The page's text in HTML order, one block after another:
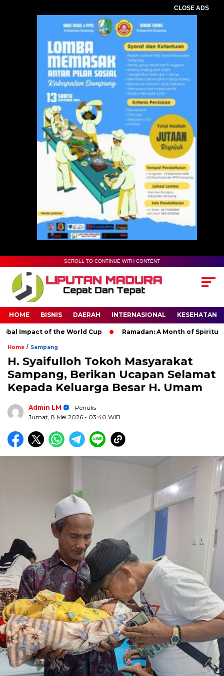
CLOSE ADS
SCROLL TO CONTINUE WITH CONTENT
HOME BISNIS DAERAH INTERNASIONAL KESEHATAN
of the World Cup Ramadan: A Month of Spiritual
Home / Sampang
H. Syaifulloh Tokoh Masyarakat
Sampang, Berikan Ucapan Selamat
Kepada Keluarga Besar H. Umam
Admin LM
- Penulis
Jumat, 8 Mei 2026 - 03:40 WIB